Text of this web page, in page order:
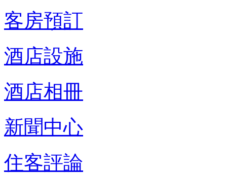
客房預訂
酒店設施
酒店相冊
新聞中心
住客評論